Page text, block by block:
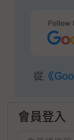
會員登入